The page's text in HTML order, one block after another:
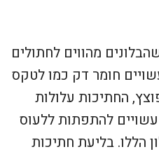
מהווים לחתולים
חומר דק כמו לטקס
החתיכות עלולות
להתפתות ללעוס
הללו. בליעת חתיכות